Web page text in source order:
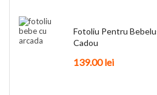
Fotoliu Pentru
Cadou
139.00lei